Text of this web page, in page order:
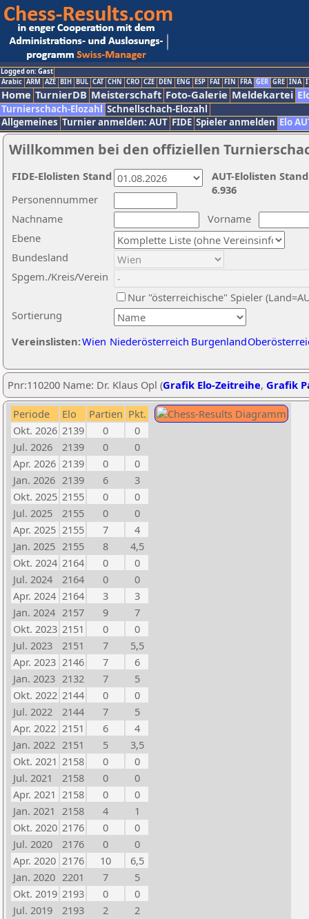
Logged on: Gast
Arabic ARM AZE BIH BUL CAT CHN CRO CZE DEN ENG ESP FAI FIN FRA GER GRE INA
Home TurnierDB Meisterschaft Foto-Galerie Meldekartei
Turnierschach-Elozahl Schnellschach-Elozahl
Allgemeines Turnier anmelden: AUT FIDE Spieler anmelden Elo
Willkommen bei den offiziellen
Nachname
Vorname
Ebene
Sortierung
Personennummer
Bundesland
Spgem./Kreis/Verein
Nur "österreichische" Spieler
Vereinslisten:Wien Niederösterreich Burgenland
AUT-Elolisten
6.936
FIDE-Elolisten Stand
Pnr:110200 Name: Dr. Klaus Opl (Grafik Elo-Zeitreihe, Grafik
Periode Elo Partien Pkt.
Okt. 2026 2139 0
0
Jul. 2026
2139 0
0
Apr. 2026 2139 0
0
Jan. 2026 2139 6
3
Okt. 2025 2155 0
0
Jul. 2025
2155 0
0
Apr. 2025 2155 7
4
Jan. 2025 2155 8
4,5
Okt. 2024 2164 0
0
Jul. 2024
2164 0
0
Apr. 2024 2164 3
3
Jan. 2024 2157 9
7
Okt. 2023 2151 0
0
Jul. 2023
2151 7
5,5
Apr. 2023 2146 7
6
Jan. 2023 2132 7
5
Okt. 2022 2144 0
0
Jul. 2022
2144 7
5
Apr. 2022 2151 6
4
Jan. 2022 2151 5
3,5
Okt. 2021 2158 0
0
Jul. 2021
2158 0
0
Apr. 2021 2158 0
0
Jan. 2021 2158 4
1
Okt. 2020 2176 0
0
Jul. 2020
2176 0
0
Apr. 2020 2176 10
6,5
Jan. 2020 2201 7
5
Okt. 2019 2193 0
0
Jul. 2019
2193 2
2